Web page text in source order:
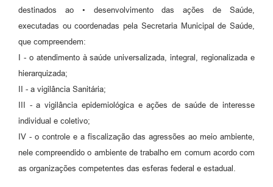
destinados ao • desenvolvimento das ações de Saúde,
executadas ou coordenadas pela Secretaria Municipal de Saúde,
que compreendem:
I - o atendimento à saúde universalizada, integral, regionalizada e
hierarquizada;
II - a vigilância Sanitária;
III - a vigilância epidemiológica e ações de saúde de interesse
individual e coletivo;
IV - o controle e a fiscalização das agressões ao meio ambiente,
nele compreendido o ambiente de trabalho em comum acordo com
as organizações competentes das esferas federal e estadual.